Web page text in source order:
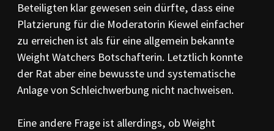
Beteiligten klar gewesen sein dürfte, dass eine
Platzierung für die Moderatorin Kiewel einfacher
zu erreichen ist als für eine allgemein bekannte
Weight Watchers Botschafterin. Letztlich konnte
der Rat aber eine bewusste und systematische
Anlage von Schleichwerbung nicht nachweisen.
Eine andere Frage ist allerdings, ob Weight